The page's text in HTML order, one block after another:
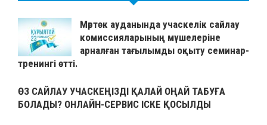
Мәртөк ауданында учаскелік сайлау
комиссияларының мүшелеріне
арналған тағылымды оқыту семинар-
тренингі өтті.
ӨЗ САЙЛАУ УЧАСКЕҢІЗДІ ҚАЛАЙ ОҢАЙ ТАБУҒА
БОЛАДЫ? ОНЛАЙН-СЕРВИС ІСКЕ ҚОСЫЛДЫ